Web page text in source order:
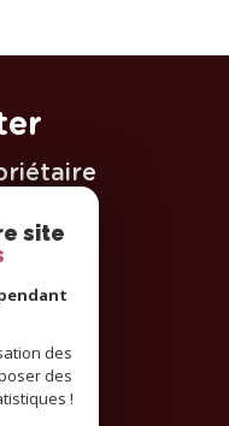
site
des
des
!